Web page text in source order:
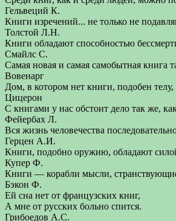
Гельвеций К.
Книги изречений... не только не
Толстой Л.Н.
Книги обладают способностью
Смайлс С.
Самая новая и самая самобытная книга
Вовенарг
Дом, в котором нет книги, подобен
Цицерон
С книгами у нас обстоит дело так же,
Фейербах Л.
Вся жизнь человечества
Герцен А.И.
Книги, подобно оружию, обладают
Купер Ф.
Книги — корабли мысли,
Бэкон Ф.
Ей сна нет от французских книг,
А мне от русских больно спится.
Грибоедов А.С.